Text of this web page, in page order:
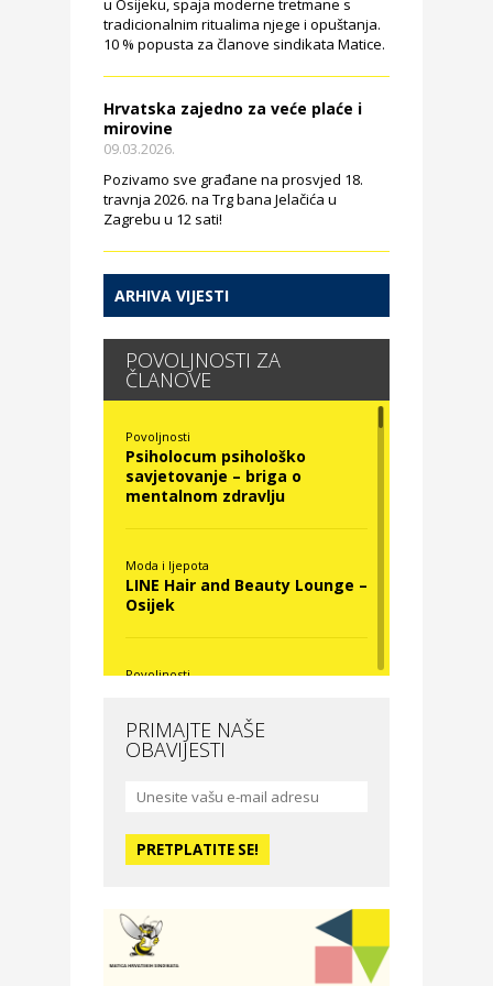
u Osijeku, spaja moderne tretmane s
tradicionalnim ritualima njege i opuštanja.
10 % popusta za članove sindikata Matice.
Hrvatska zajedno za veće plaće i
mirovine
09.03.2026.
Pozivamo sve građane na prosvjed 18.
travnja 2026. na Trg bana Jelačića u
Zagrebu u 12 sati!
ARHIVA VIJESTI
POVOLJNOSTI ZA
ČLANOVE
Povoljnosti
Psiholocum psihološko
savjetovanje – briga o
mentalnom zdravlju
Moda i ljepota
LINE Hair and Beauty Lounge –
Osijek
Povoljnosti
Moda i ljepota
studio – Osijek
Zdravlje i osiguranje
PRIMAJTE NAŠE
OBAVIJESTI